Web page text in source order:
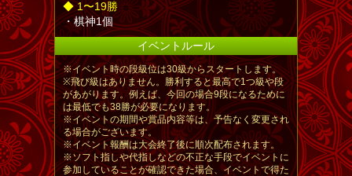
◆ 1〜19勝
・棋神1個
イベントルール
※イベント時の段級位は30級からスタートします。
※飛び級はありません。勝利すると最高で1つ級や段
があがります。例えば、今回の場合9段になるために
は最低でも38勝が必要になります。
※イベントの期間や賞品内容等は、予告なく変更され
る場合がございます。
※イベント報酬は大会終了後に順次配布されます。
※ソフト指しや代指しなどの不正な手段でイベントに
参加していることが確認できた場合、イベントで得た